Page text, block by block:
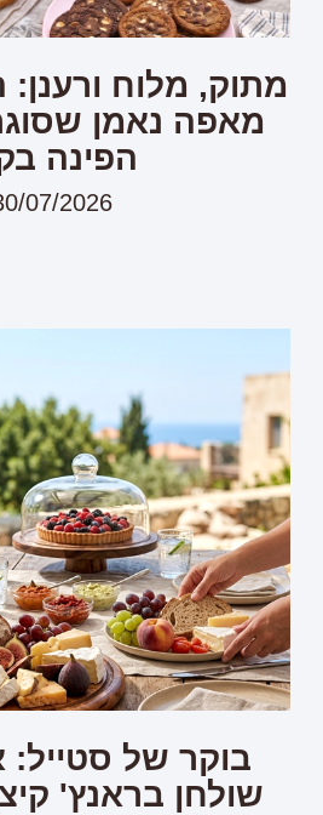
מתוק, מלוח ורענן:
מאפה נאמן
הפינה
07/2026
בוקר של סטייל:
שולחן בראנץ'